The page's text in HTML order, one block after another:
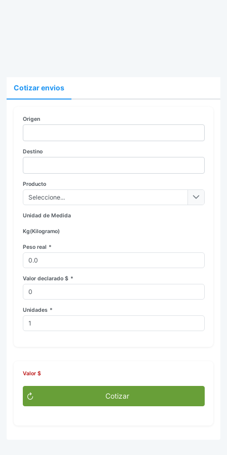
Cotizar envios
Origen
Destino
Producto
Seleccione...
Unidad de Medida
Kg(Kilogramo)
Peso real *
Valor declarado $ *
Unidades *
Valor $
Cotizar